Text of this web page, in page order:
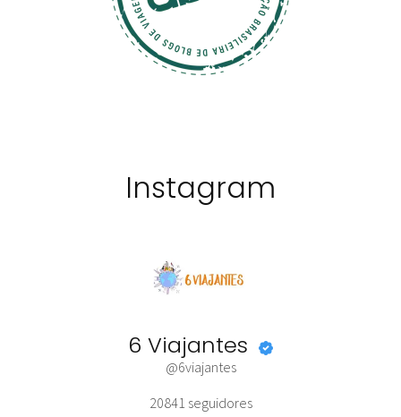
Instagram
6 Viajantes
@6viajantes
20841 seguidores